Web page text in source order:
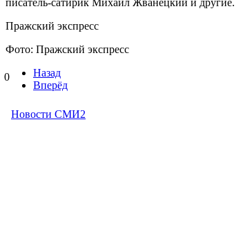
писатель-сатирик Михаил Жванецкий и другие.
Пражский экспресс
Фото: Пражский экспресс
0
Назад
Вперёд